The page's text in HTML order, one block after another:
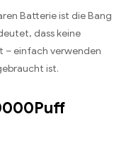
Batterie ist die Bang
dass keine
– einfach verwenden
ist.